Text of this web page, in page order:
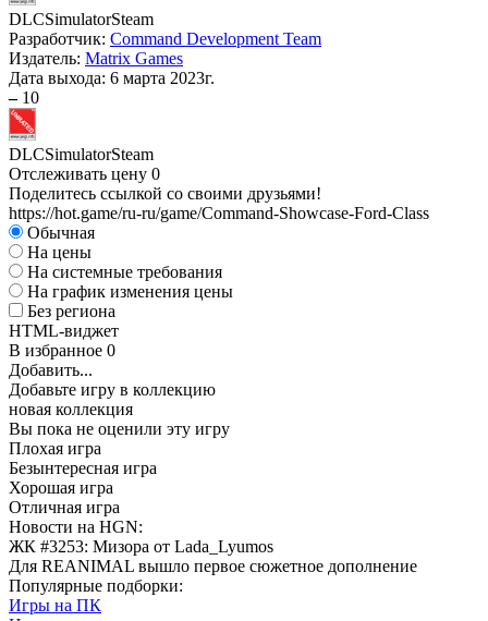
DLCSimulatorSteam
Разработчик: Command Development Team
Издатель: Matrix Games
Дата выхода: 6 марта 2023г.
– 10
DLCSimulatorSteam
Отслеживать цену 0
Поделитесь ссылкой со своими друзьями!
https://hot.game/ru-ru/game/Command-Showcase-Ford-Class
Обычная
На цены
На системные требования
На график изменения цены
Без региона
HTML-виджет
В избранное 0
Добавить...
Добавьте игру в коллекцию
новая коллекция
Вы пока не оценили эту игру
Плохая игра
Безынтересная игра
Хорошая игра
Отличная игра
Новости на HGN:
ЖК #3253: Мизора от Lada_Lyumos
Для REANIMAL вышло первое сюжетное дополнение
Популярные подборки:
Игры на ПК